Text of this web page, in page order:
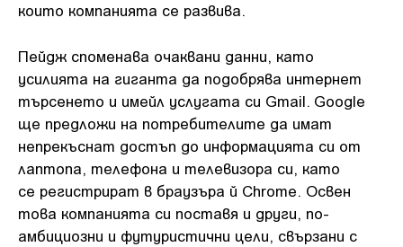
които компанията се развива.
Пейдж споменава очаквани данни, като
усилията на гиганта да подобрява интернет
търсенето и имейл услугата си Gmail. Google
ще предложи на потребителите да имат
непрекъснат достъп до информацията си от
лаптопа, телефона и телевизора си, като
се регистрират в браузъра й Chrome. Освен
това компанията си поставя и други, по-
амбициозни и футуристични цели, свързани с